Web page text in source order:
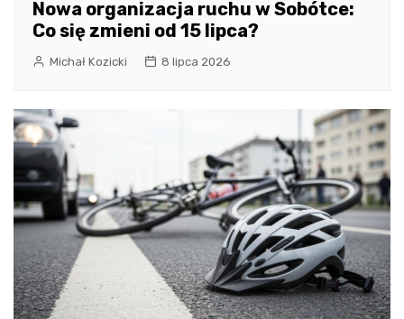
Nowa organizacja ruchu w Sobótce:
Co się zmieni od 15 lipca?
Michał Kozicki 8 lipca 2026